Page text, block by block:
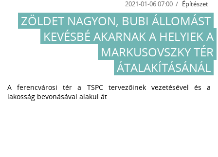
2021-01-06 07:00 Építészet
ZÖLDET NAGYON, BUBI ÁLLOMÁST
KEVÉSBÉ AKARNAK A HELYIEK A
MARKUSOVSZKY TÉR
ÁTALAKÍTÁSÁNÁL
A ferencvárosi tér a TSPC tervezőinek vezetésével és a
lakosság bevonásával alakul át